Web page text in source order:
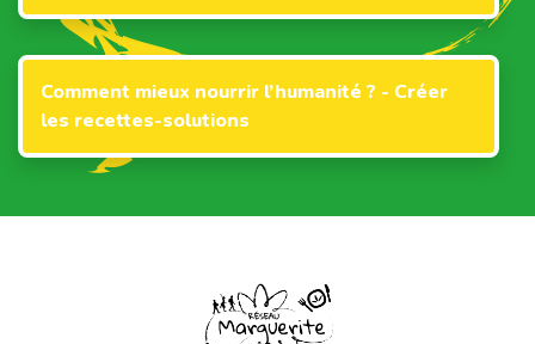
Comment mieux nourrir l’humanité ? - Créer
les recettes-solutions